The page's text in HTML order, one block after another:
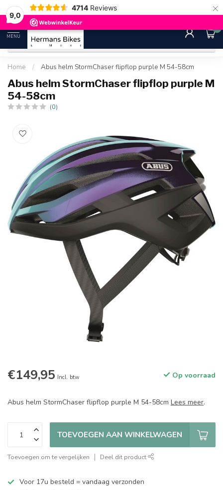
9,0
4714 Reviews ×
30 dagen bedenktijd Gratis
MENU
0
Home / Abus helm StormChaser flipflop purple M 54-58cm
Abus helm StormChaser flipflop purple M
54-58cm
(0)
€149,95 Incl. btw Op voorraad
Abus helm StormChaser flipflop purple M 54-58cm Lees meer.
TOEVOEGEN AAN WINKELWAGEN
Toevoegen om te vergelijken Deel dit product
Voor 17u besteld = vandaag verzonden